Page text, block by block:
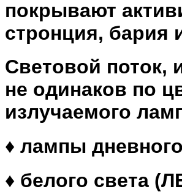
покрывают
стронция, бария
Световой
не одинаков по
излучаемого
♦ лампы
♦ белого света